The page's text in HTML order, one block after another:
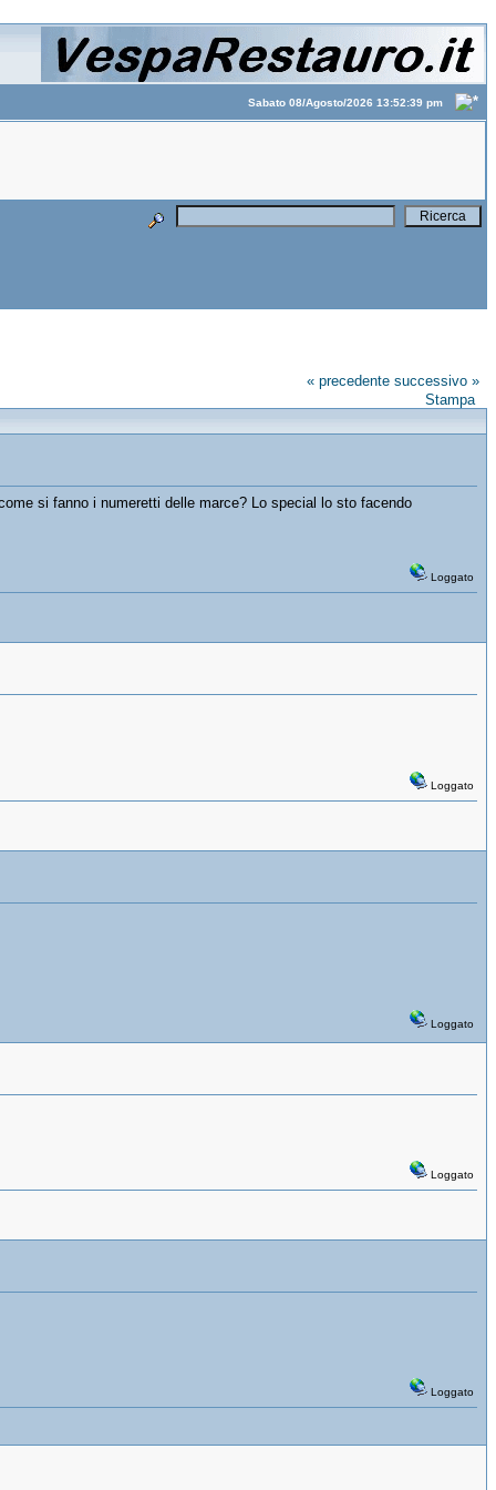
Sabato 08/Agosto/2026 13:52:39 pm
« precedente successivo »
Stampa
si fanno i numeretti delle marce? Lo special lo sto facendo
Loggato
Loggato
Loggato
Loggato
Loggato